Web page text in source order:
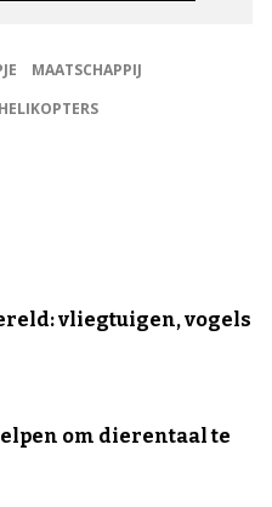
MAATSCHAPPIJ
vliegtuigen, vogels
om dierentaal te